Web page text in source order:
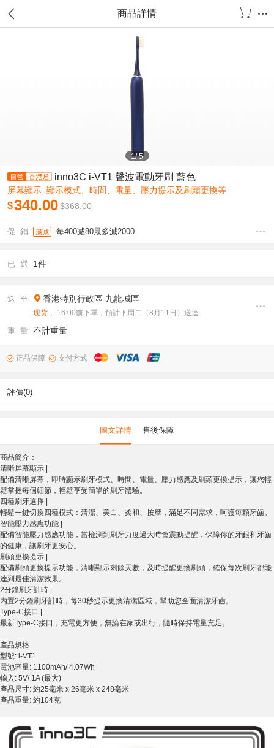
商品詳情
1/5
inno3C i-VT1 聲波電動牙刷 藍色
屏幕顯示: 顯示模式、時間、電量、壓力提示及刷頭更換等
$340.00$368.00
促 銷 滿减 每400减80最多減2000
已 選 1件
送 至 香港特別行政區 九龍城區
现货 ， 16:00前下單，預計下周二（8月11日）送達
重 量 不計重量
正品保障 支付方式
評價(0)
圖文詳情 售後保障
商品簡介：
清晰屏幕顯示 |
配備清晰屏幕，即時顯示刷牙模式、時間、電量、壓力感應及刷頭更換提示，讓您輕
鬆掌握每個細節，輕鬆享受簡單的刷牙體驗。
四種刷牙選擇 |
輕鬆一鍵切換四種模式：清潔、美白、柔和、按摩，滿足不同需求，呵護每顆牙齒。
智能壓力感應功能 |
配備智能壓力感應功能，當檢測到刷牙力度過大時會震動提醒，保障你的牙齦和牙齒
的健康，讓刷牙更安心。
刷頭更換提示 |
配備刷頭更換提示功能，清晰顯示剩餘天數，及時提醒更換刷頭，確保每次刷牙都能
達到最佳清潔效果。
2分鐘刷牙計時 |
內置2分鐘刷牙計時，每30秒提示更換清潔區域，幫助您全面清潔牙齒。
Type-C接口 |
最新Type-C接口，充電更方便，無論在家或出行，隨時保持電量充足。
產品規格
型號: i-VT1
電池容量: 1100mAh/ 4.07Wh
輸入: 5V/ 1A (最大)
產品尺寸: 約25毫米 x 26毫米 x 248毫米
產品重量: 約104克